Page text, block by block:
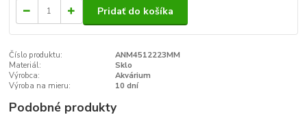
Pridať do košíka
Číslo produktu:
ANM4512223MM
Materiál:
Sklo
Výrobca:
Akvárium
Výroba na mieru:
10 dní
Podobné produkty